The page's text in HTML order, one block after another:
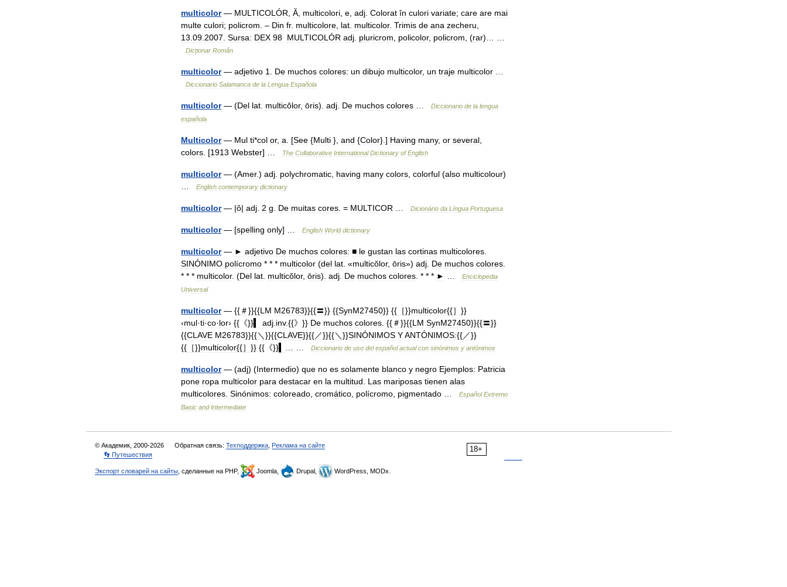
multicolor— MULTICOLÓR Ă multicolori e adj Colorat în culori variate; care are mai
multe culori; policrom . – Din fr. multicolore lat multicolor. Trimis de ana zecheru
13 09 2007 Sursa: DEX 98 MULTICOLÓR adj pluricrom policolor, policrom , (rar)… …
Dicționar Român
multicolor— adjetivo 1 De muchos colores: un dibujo multicolor, un traje multicolor
Diccionario Salamanca de la Lengua Española
multicolor— (Del lat multicŏlor, ōris). adj De muchos colores Diccionario de la lengua
española
Multicolor— Mul ti*col or, a . [See {Multi }, and {Color}.] Having many, or several
colors . [1913 Webster] … The Collaborative International Dictionary of English
multicolor— (Amer.) adj polychromatic having many colors colorful (also multicolour)
English contemporary dictionary
multicolor— |ô| adj 2 g De muitas cores . = MULTICOR Dicionário da Língua Portuguesa
multicolor— [spelling only] … English World dictionary
multicolor— ► adjetivo De muchos colores: ■ le gustan las cortinas multicolores
SINÓNIMO polícromo * * * multicolor (del lat . «multicŏlor, ōris») adj De muchos colores
* * * multicolor. (Del lat multicŏlor, ōris). adj De muchos colores . * * * ►
Enciclopedia
Universal
multicolor— {{＃}}{{LM M26783}}{{〓}} {{SynM27450}} {{ ［}}multicolor{{］ }}
‹mul·ti·co·lor› {{《}} adj inv.{{》}} De muchos colores . {{＃}}{{LM SynM27450}}{{〓}}
{{CLAVE M26783}}{{＼ }}{{CLAVE}}{{／}}{{＼ }}SINÓNIMOS YANTÓNIMOS:{{／}}
{{ ［}}multicolor{{］ }} {{《}} Diccionario de uso del español actual con sinónimos y antónimos
multicolor— (adj) (Intermedio) que no es solamente blanco y negro Ejemplos: Patricia
pone ropa multicolor para destacar en la multitud Las mariposas tienen alas
multicolores Sinónimos: coloreado cromático polícromo pigmentado Español Extremo
Basic and Intermediate
18+
© Академик, 2000-2026 Обратная связь: Техподдержка Реклама на сайте
👣 Путешествия
Экспорт словарей на сайты , сделанные на PHP, Joomla, Drupal, WordPress, MODx.